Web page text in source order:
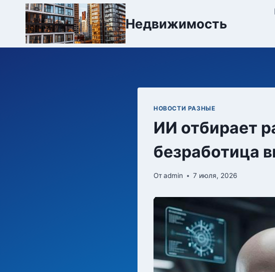
Перейти
содержимому
Недвижимость
НОВОСТИ РАЗНЫЕ
ИИ отбирает
безработица
Отadmin 7 июля, 2026